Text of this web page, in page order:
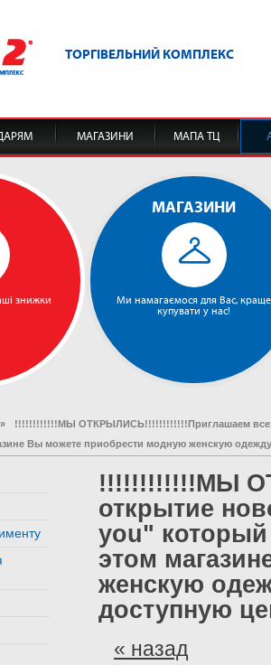
ТОРГІВЕЛЬНИЙ КОМПЛЕКС
МАГАЗИНИ МАПА ТЦ
знижки
МАГАЗИНИ
Ми намагаємося для Вас, краще
купувати у нас!
»
!!!!!!!!!!!!МЫ ОТКРЫЛИСЬ!!!!!!!!!!!!Приглашаем всех
Вы можете приобрести модную женскую
!!!!!!!!!!!!МЫ
открытие
you" который
этом
женскую
доступную
« назад